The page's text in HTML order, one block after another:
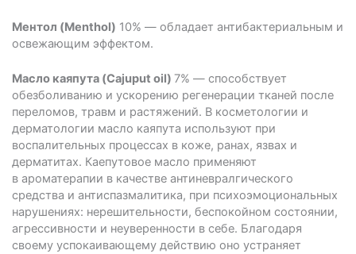
Ментол (Menthol) 10% ― обладает антибактериальным и
освежающим эффектом.
Масло каяпута (Cajuput oil) 7% ― способствует
обезболиванию и ускорению регенерации тканей после
переломов, травм и растяжений. В косметологии и
дерматологии масло каяпута используют при
воспалительных процессах в коже, ранах, язвах и
дерматитах. Каепутовое масло применяют
в ароматерапии в качестве антиневралгического
средства и антиспазмалитика, при психоэмоциональных
нарушениях: нерешительности, беспокойном состоянии,
агрессивности и неуверенности в себе. Благодаря
своему успокаивающему действию оно устраняет